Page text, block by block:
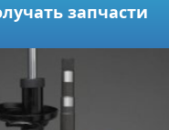
запчасти